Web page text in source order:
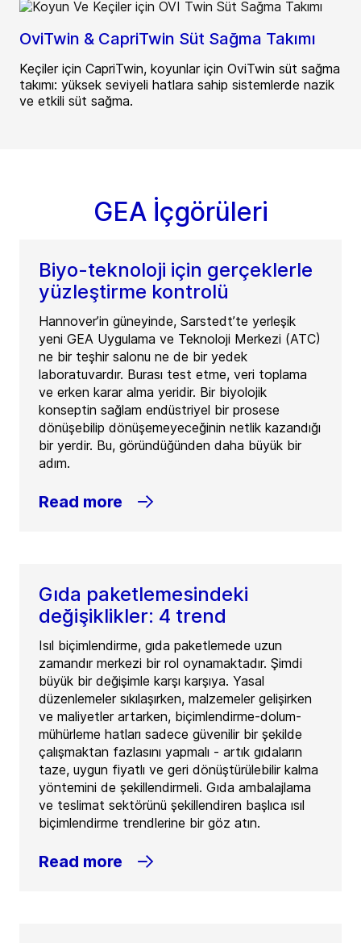
OviTwin & CapriTwin Süt Sağma Takımı
Keçiler için CapriTwin, koyunlar için OviTwin süt sağma
takımı: yüksek seviyeli hatlara sahip sistemlerde nazik
ve etkili süt sağma.
GEA İçgörüleri
Biyo-teknoloji için gerçeklerle
yüzleştirme kontrolü
Hannover’in güneyinde, Sarstedt’te yerleşik
yeni GEA Uygulama ve Teknoloji Merkezi (ATC)
ne bir teşhir salonu ne de bir yedek
laboratuvardır. Burası test etme, veri toplama
ve erken karar alma yeridir. Bir biyolojik
konseptin sağlam endüstriyel bir prosese
dönüşebilip dönüşemeyeceğinin netlik kazandığı
bir yerdir. Bu, göründüğünden daha büyük bir
adım.
Read more
Gıda paketlemesindeki
değişiklikler: 4 trend
Isıl biçimlendirme, gıda paketlemede uzun
zamandır merkezi bir rol oynamaktadır. Şimdi
büyük bir değişimle karşı karşıya. Yasal
düzenlemeler sıkılaşırken, malzemeler gelişirken
ve maliyetler artarken, biçimlendirme-dolum-
mühürleme hatları sadece güvenilir bir şekilde
çalışmaktan fazlasını yapmalı - artık gıdaların
taze, uygun fiyatlı ve geri dönüştürülebilir kalma
yöntemini de şekillendirmeli. Gıda ambalajlama
ve teslimat sektörünü şekillendiren başlıca ısıl
biçimlendirme trendlerine bir göz atın.
Read more